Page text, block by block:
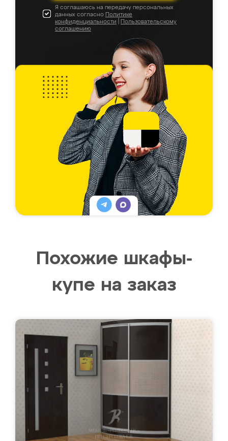
Я соглашаюсь на передачу персональных
данных согласно Политике
конфиденциальности
Пользовательскому
соглашению
Похожие шкафы-
купе на заказ